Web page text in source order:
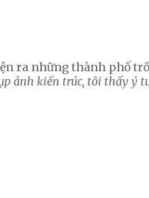
ra những thành phố
ảnh kiến trúc, tôi thấy ý